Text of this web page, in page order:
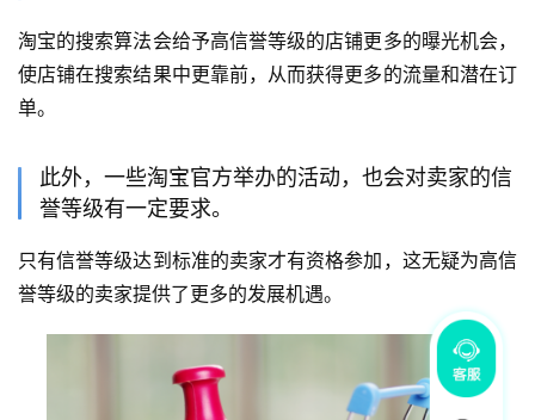
淘宝的搜索算法会给予高信誉等级的店铺更多的曝光机会，
使店铺在搜索结果中更靠前，从而获得更多的流量和潜在订
单。
此外，一些淘宝官方举办的活动，也会对卖家的信
誉等级有一定要求。
只有信誉等级达到标准的卖家才有资格参加，这无疑为高信
誉等级的卖家提供了更多的发展机遇。